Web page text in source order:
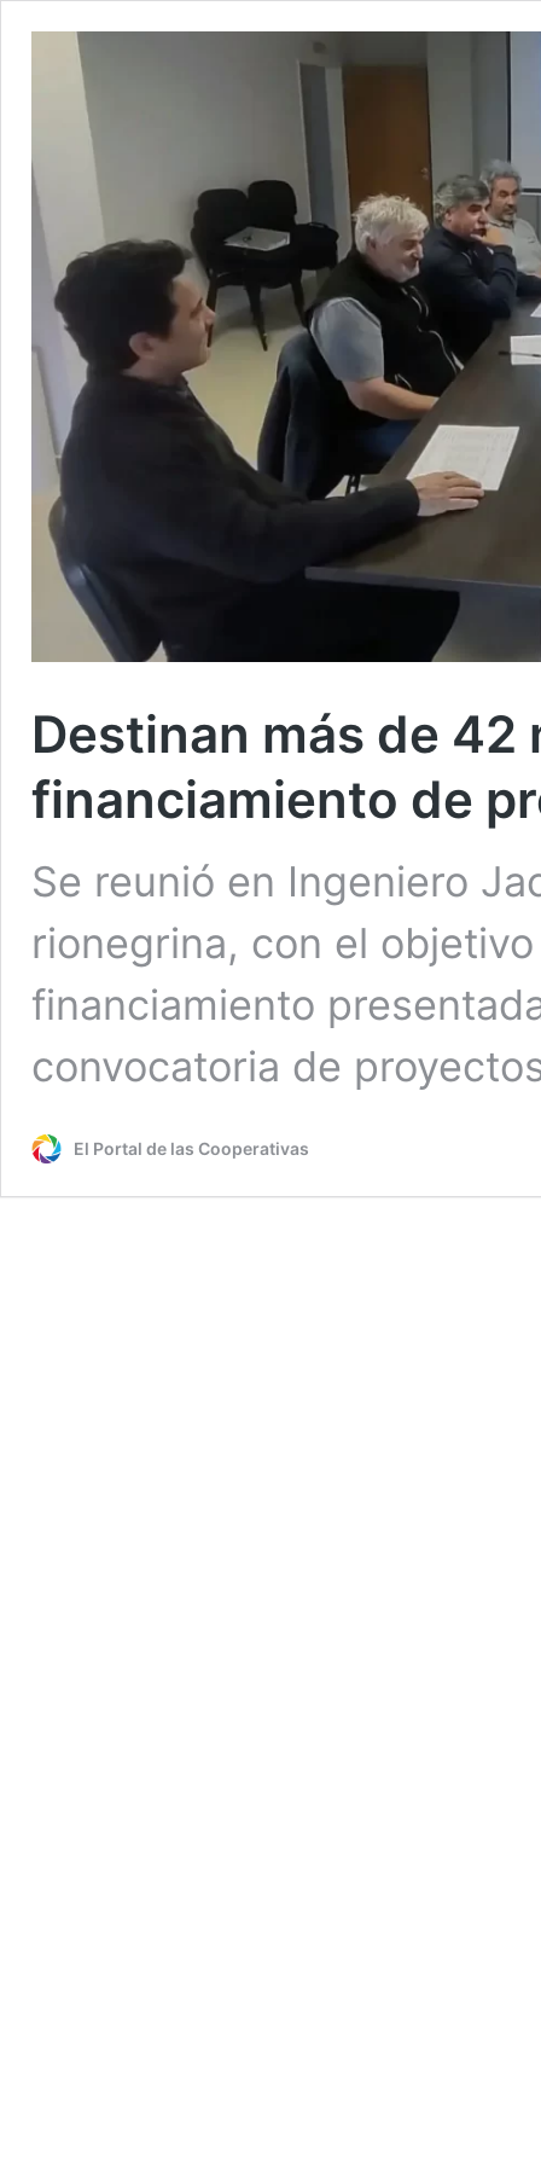
Destinan más de 42
financiamiento de
Se reunió en Ingeniero
rionegrina, con el
financiamiento
convocatoria de
El Portal de las Cooperativas